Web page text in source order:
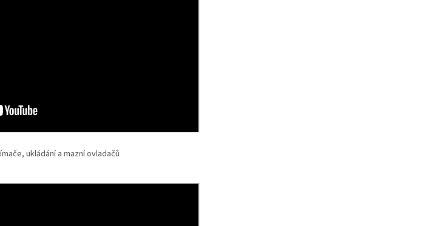
ukládání a mazní ovladačů